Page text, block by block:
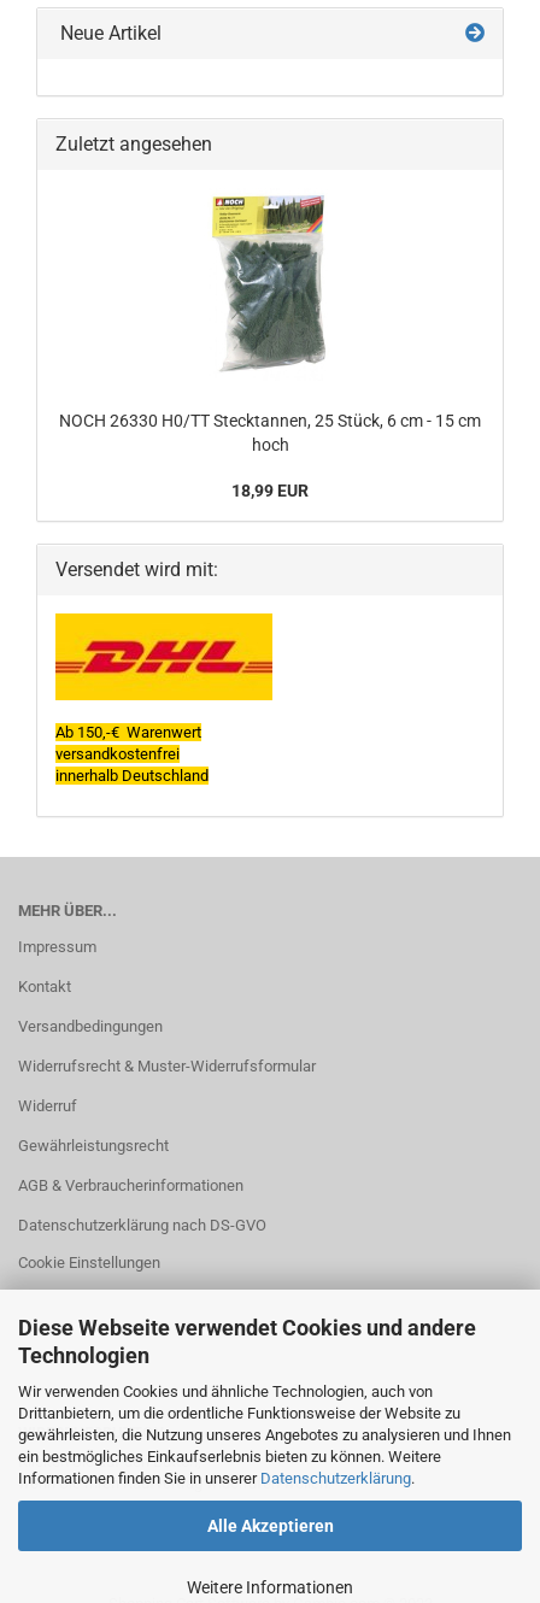
Diese Webseite verwendet Cookies und andere
Technologien
Wir verwenden Cookies und ähnliche Technologien, auch von
Drittanbietern, um die ordentliche Funktionsweise der Website zu
gewährleisten, die Nutzung unseres Angebotes zu analysieren und Ihnen
ein bestmögliches Einkaufserlebnis bieten zu können. Weitere
Informationen finden Sie in unserer Datenschutzerklärung.
Alle Akzeptieren
Weitere Informationen
Neue Artikel
Zuletzt angesehen
NOCH 26330 H0/TT Stecktannen, 25 Stück, 6 cm - 15 cm
hoch
18,99 EUR
Versendet wird mit:
Ab 150,-€ Warenwert
versandkostenfrei
innerhalb Deutschland
MEHR ÜBER...
Impressum
Kontakt
Versandbedingungen
Widerrufsrecht & Muster-Widerrufsformular
Widerruf
Gewährleistungsrecht
AGB & Verbraucherinformationen
Datenschutzerklärung nach DS-GVO
Cookie Einstellungen
WIDERRUFSBUTTON
Klicken Sie auf den Button,
wenn Sie Ihren Kaufvertrag widerrufen wollen: